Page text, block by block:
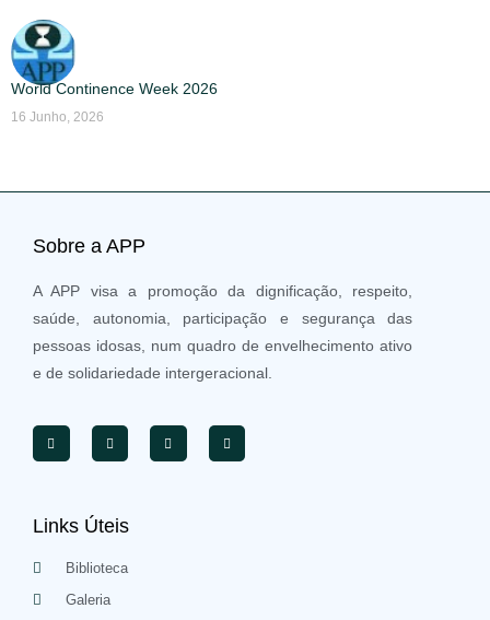
World Continence Week 2026
16 Junho, 2026
Sobre a APP
A APP visa a promoção da dignificação, respeito,
saúde, autonomia, participação e segurança das
pessoas idosas, num quadro de envelhecimento ativo
e de solidariedade intergeracional.
Links Úteis
Biblioteca
Galeria